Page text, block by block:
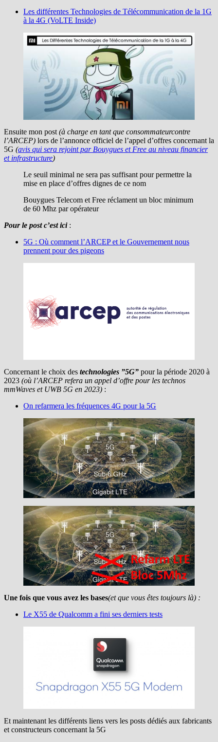
Les différentes Technologies de Télécommunication de la 1G
à la 4G (VoLTE Inside)
Ensuite mon post (à charge en tant que consommateurcontre
l’ARCEP) lors de l’annonce officiel de l’appel d’offres concernant la
5G (avis qui sera rejoint par Bouygues et Free au niveau financier
et infrastructure)
Le seuil minimal ne sera pas suffisant pour permettre la
mise en place d’offres dignes de ce nom
Bouygues Telecom et Free réclament un bloc minimum
de 60 Mhz par opérateur
Pour le post c’est ici :
5G : Où comment l’ARCEP et le Gouvernement nous
prennent pour des pigeons
Concernant le choix des technologies ”5G” pour la période 2020 à
2023 (où l’ARCEP refera un appel d’offre pour les technos
mmWaves et UWB 5G en 2023) :
On refarmera les fréquences 4G pour la 5G
Une fois que vous avez les bases(et que vous êtes toujours là) :
Le X55 de Qualcomm a fini ses derniers tests
Et maintenant les différents liens vers les posts dédiés aux fabricants
et constructeurs concernant la 5G